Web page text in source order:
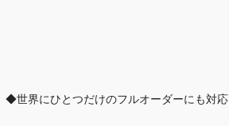
◆世界にひとつだけのフルオーダーにも対応